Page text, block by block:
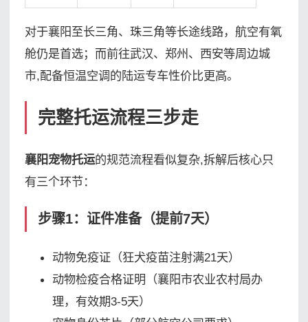
对于襄阳至长三角、珠三角等长途线路，航空有氧
舱仍是首选；而前往武汉、郑州、西安等周边城
市,配备恒温空调的陆运专车性价比更高。
完整托运流程三步走
襄阳宠物托运的规范流程看似复杂,拆解后核心只
有三个环节：
步骤1：证件准备（提前7天）
动物免疫证（狂犬疫苗注射满21天）
动物检疫合格证明（襄阳市农业农村局办
理，有效期3-5天）